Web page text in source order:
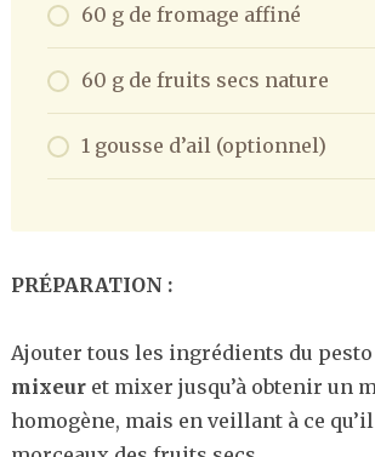
60 g de fromage affiné
60 g de fruits secs nature
1 gousse d’ail (optionnel)
PRÉPARATION :
Ajouter tous les ingrédients du pesto
mixeuret mixer jusqu’à obtenir un
homogène, mais en veillant à ce